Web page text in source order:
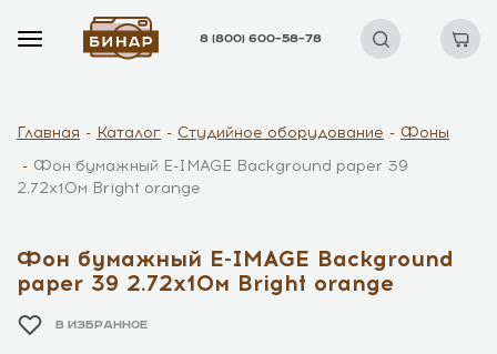
8 (800) 600–58–78
Главная Каталог Студийное оборудование
Фоны
Фон бумажный E-IMAGE Background paper 39
2.72х10м Bright orange
Фон бумажный E-IMAGE Background
paper 39 2.72х10м Bright orange
В ИЗБРАННОЕ